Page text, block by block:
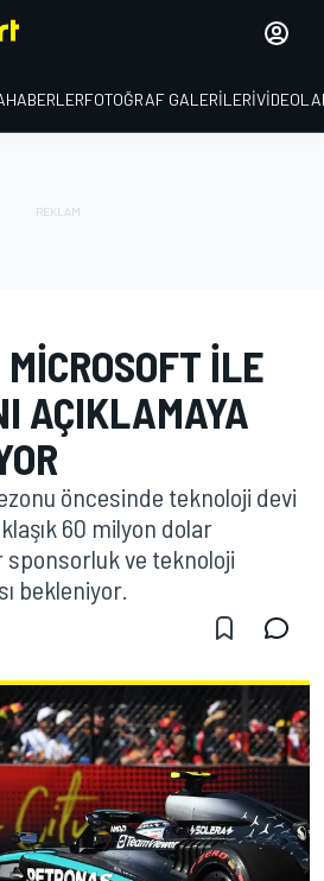
HABERLERFOTOĞRAF GALERILERI
ILE
AÇIKLAMAYA
öncesinde teknoloji devi
60 milyon dolar
ve teknoloji
bekleniyor.